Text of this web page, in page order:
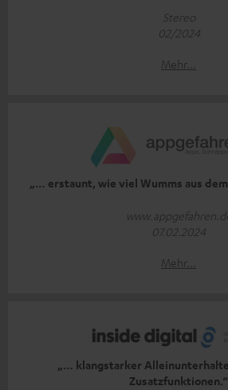
Stereo
02/2024
Mehr...
„… erstaunt, wie viel Wumms aus
07.02.2024
Mehr...
„… klangstarker
Zusatzfunktionen.“